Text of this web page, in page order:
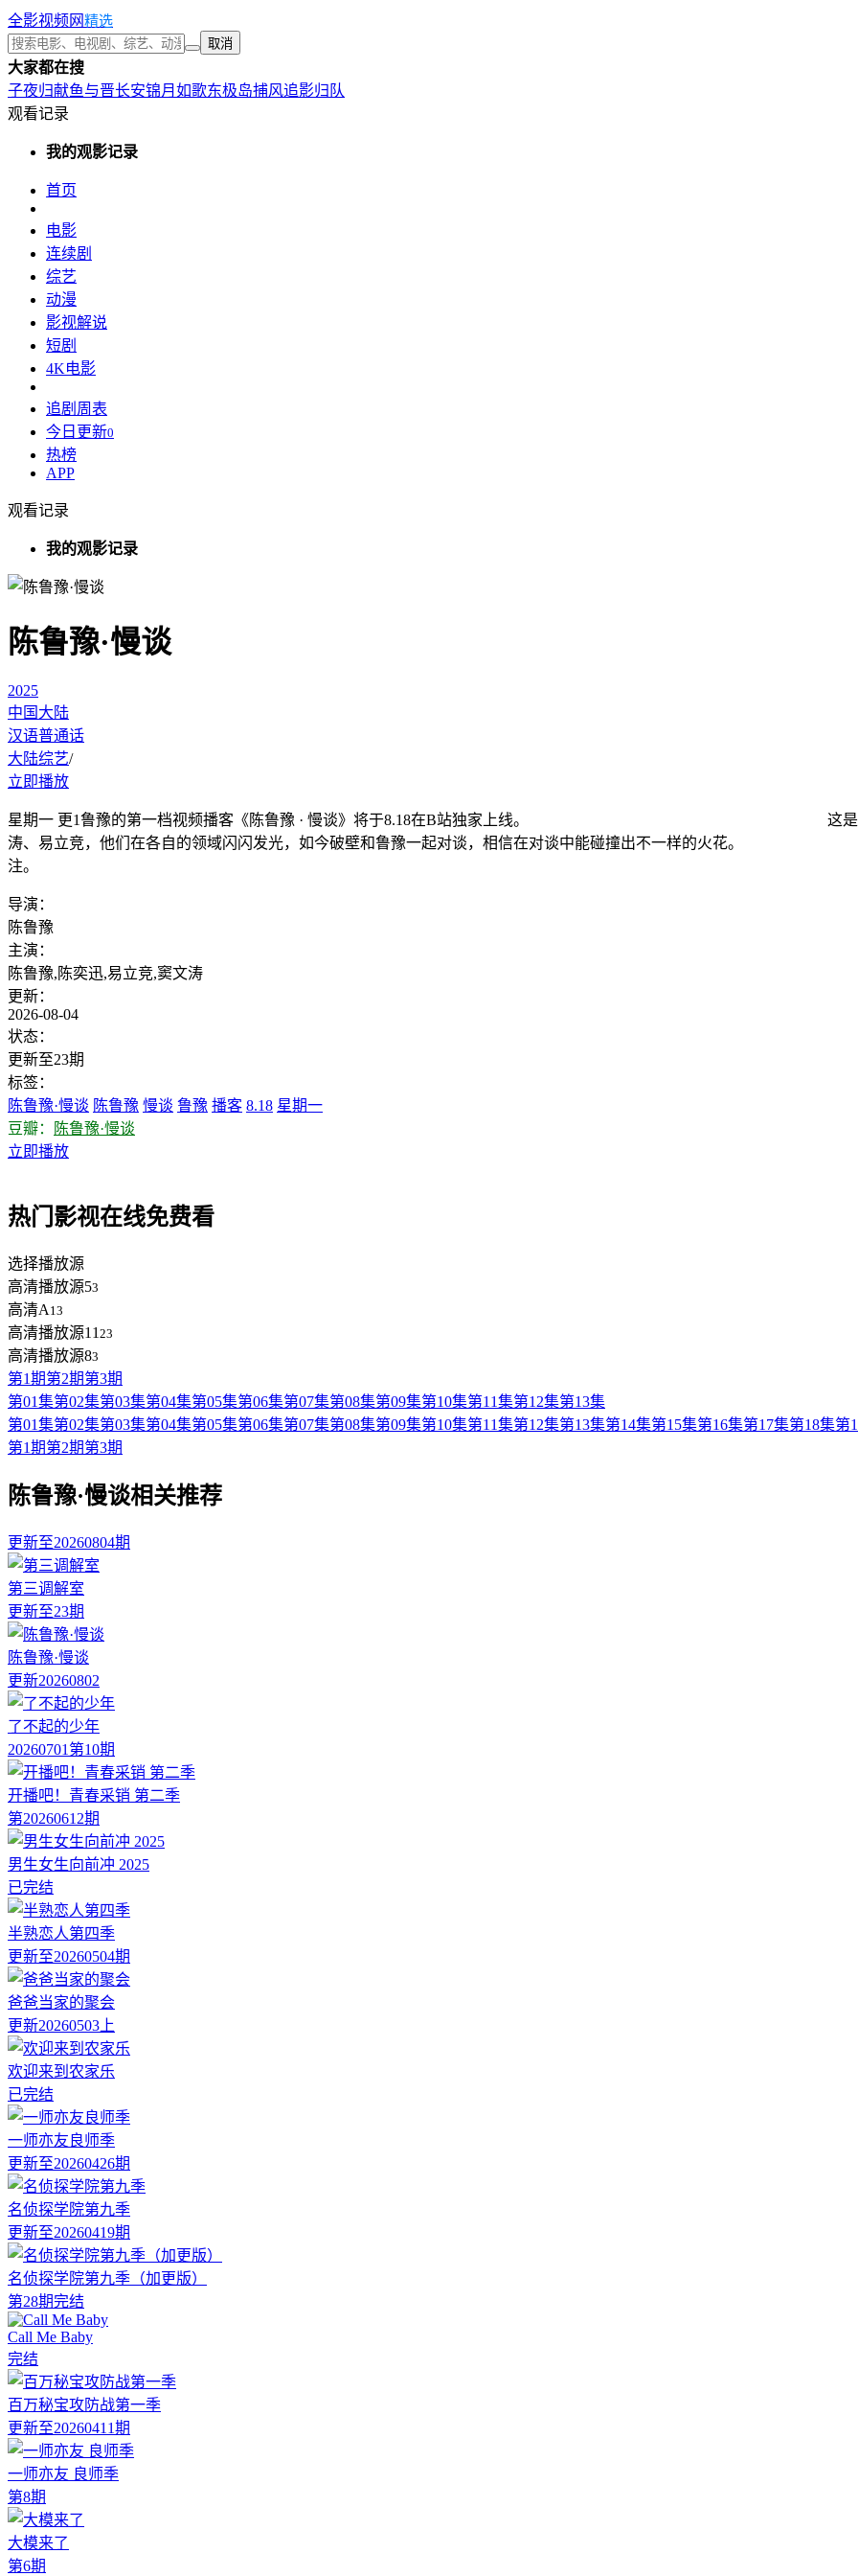
全影视频网精选
取消
大家都在搜
子夜归献鱼与晋长安锦月如歌东极岛捕风追影归队
观看记录
我的观影记录
首页
电影
连续剧
综艺
动漫
影视解说
短剧
4K电影
追剧周表
今日更新0
热榜
APP
观看记录
我的观影记录
陈鲁豫·慢谈
2025
中国大陆
汉语普通话
大陆综艺/
立即播放
星期一 更1鲁豫的第一档视频播客《陈鲁豫 · 慢谈》将于8.18在B站独家上线。 这是一次全新的
涛、易立竞，他们在各自的领域闪闪发光，如今破壁和鲁豫一起对谈，相信在对谈中能碰撞出
注。
导演：
陈鲁豫
主演：
陈鲁豫,陈奕迅,易立竞,窦文涛
更新：
2026-08-04
状态：
更新至23期
标签：
陈鲁豫·慢谈 陈鲁豫 慢谈 鲁豫 播客 8.18 星期一
豆瓣：
陈鲁豫·慢谈
立即播放
热门影视在线免费看
选择播放源
高清播放源53
高清A 13
高清播放源11 23
高清播放源83
第1期第2期第3期
第01集第02集第03集第04集第05集第06集第07集第08集第09集第10集第11集第12集第13集
第01集第02集第03集第04集第05集第06集第07集第08集第09集第10集第11集第12集第13集第14集第15集第16集第17集第18集第
第1期第2期第3期
陈鲁豫·慢谈相关推荐
更新至20260804期
第三调解室
更新至23期
陈鲁豫·慢谈
更新20260802
了不起的少年
20260701第10期
开播吧！青春采销 第二季
第20260612期
男生女生向前冲 2025
已完结
半熟恋人第四季
更新至20260504期
爸爸当家的聚会
更新20260503上
欢迎来到农家乐
已完结
一师亦友良师季
更新至20260426期
名侦探学院第九季
更新至20260419期
名侦探学院第九季（加更版）
第28期完结
Call Me Baby
完结
百万秘宝攻防战第一季
更新至20260411期
一师亦友 良师季
第8期
大模来了
第6期